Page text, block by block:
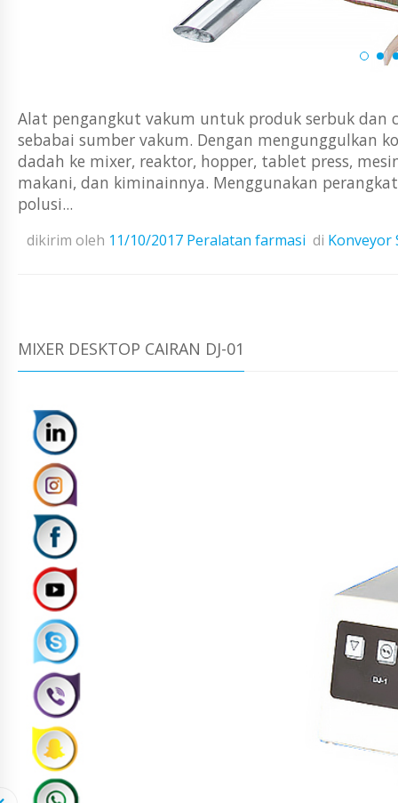
Alat pengangkut vakum untuk produk serbuk
sebabai sumber vakum. Dengan mengunggulkan
dadah ke mixer, reaktor, hopper, tablet press,
makani, dan kiminainnya. Menggunakan
polusi...
dikirim oleh 11/10/2017 Peralatan farmasi di Konveyor
MIXER DESKTOP CAIRAN DJ-01